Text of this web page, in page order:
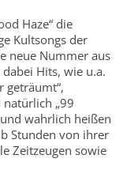
Haze“ die
Kultsongs der
neue Nummer aus
Hits, wie u.a.
geträumt“,
natürlich „99
wahrlich heißen
Stunden von ihrer
Zeitzeugen sowie